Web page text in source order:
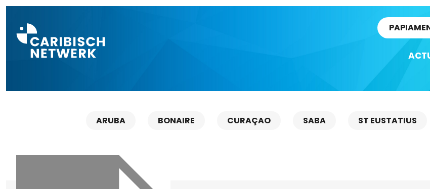
ARUBA BONAIRE CURAÇAO SABA ST EUSTATIUS